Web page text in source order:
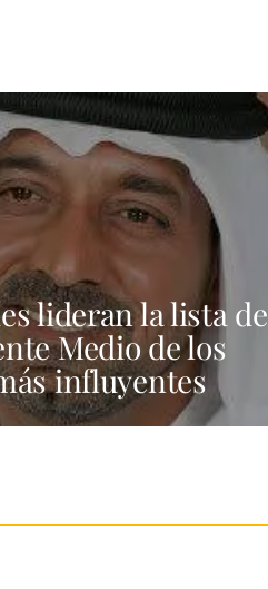
lideran la lista de
Medio de los
influyentes